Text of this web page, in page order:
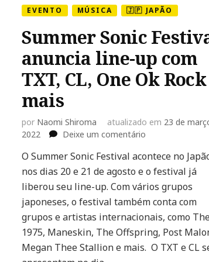
EVENTO MÚSICA 🇯🇵 JAPÃO
Summer Sonic
anuncia line-up com
TXT, CL, One Ok
mais
por Naomi Shiroma atualizado em 23 de
2022
Deixe um comentárioem
Sonic
Festival
anuncia
up
com
TXT,
CL,
O Summer Sonic Festival acontece no
nos dias 20 e 21 de agosto e o festival já
liberou seu line-up. Com vários grupos
japoneses, o festival também conta com
grupos e artistas internacionais, como
1975, Maneskin, The Offspring, Post
Megan Thee Stallion e mais. O TXT e CL